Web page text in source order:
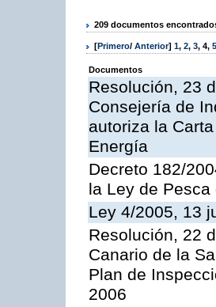
209 documentos
[Primero/ Anterior] 1, 2, 3, 4, 5
Documentos
Resolución, 23
Consejería de
autoriza la
Energía
Decreto 182/
la Ley de Pesca
Ley 4/2005, 13
Resolución, 22
Canario de la
Plan de
2006